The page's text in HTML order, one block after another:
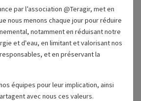
par l’association @Teragir, met en
nous menons chaque jour pour réduire
notamment en réduisant notre
et d'eau, en limitant et valorisant nos
et en préservant la
équipes pour leur implication, ainsi
avec nous ces valeurs.